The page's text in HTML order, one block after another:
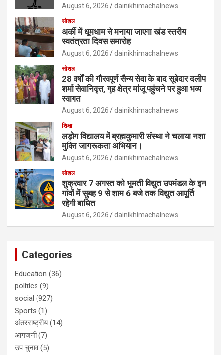
August 6, 2026 dainikhimachalnews
सोशल
अर्की में धूमधाम से मनाया जाएगा खंड स्तरीय
स्वतंत्रता दिवस समारोह
August 6, 2026 dainikhimachalnews
सोशल
28 वर्षों की गौरवपूर्ण सैन्य सेवा के बाद सूबेदार दलीप
शर्मा सेवानिवृत्त, गृह क्षेत्र मांजू पहुंचने पर हुआ भव्य
स्वागत
August 6, 2026 dainikhimachalnews
शिक्षा
लड़ोग विद्यालय में ब्रह्मकुमारी संस्था ने चलाया नशा
मुक्ति जागरूकता अभियान।
August 6, 2026 dainikhimachalnews
सोशल
शुक्रवार 7 अगस्त को भूमती विद्युत उपमंडल के इन
गांवों में सुबह 9 से शाम 6 बजे तक विद्युत आपूर्ति
रहेगी बाधित
August 6, 2026 dainikhimachalnews
Categories
Education (36)
politics (9)
social (927)
Sports (1)
अंतरराष्ट्रीय(14)
आगजनी(7)
उप चुनाव(5)